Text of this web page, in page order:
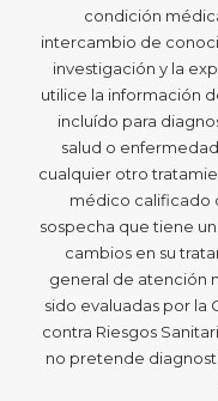
condición
intercambio de
investigación y la
utilice la información
incluído para
salud o
cualquier otro
médico calificado
sospecha que tiene
cambios en su
general de atención
sido evaluadas por la
contra Riesgos
no pretende